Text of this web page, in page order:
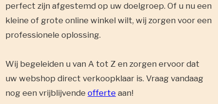
perfect zijn afgestemd op uw doelgroep. Of u nu een
kleine of grote online winkel wilt, wij zorgen voor een
professionele oplossing.
Wij begeleiden u van A tot Z en zorgen ervoor dat
uw webshop direct verkoopklaar is. Vraag vandaag
nog een vrijblijvendeofferte aan!